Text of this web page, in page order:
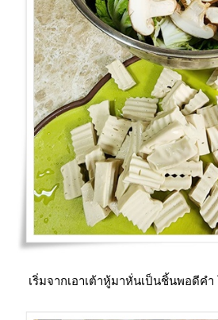
เริ่มจากเอาเต้าหู้มาหั่นเป็นชิ้นพอดีค